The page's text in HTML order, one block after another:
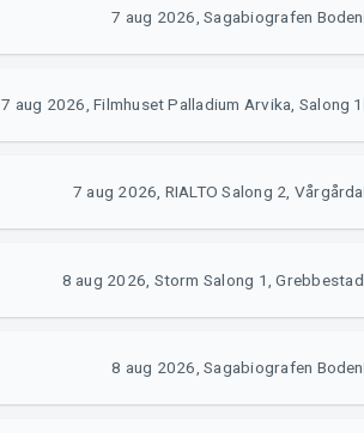
7 aug 2026, Sagabiografen Boden
7 aug 2026, Filmhuset Palladium Arvika, Salong 1
7 aug 2026, RIALTO Salong 2, Vårgårda
8 aug 2026, Storm Salong 1, Grebbestad
8 aug 2026, Sagabiografen Boden